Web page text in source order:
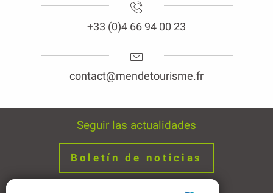
+33 (0)4 66 94 00 23
contact@mendetourisme.fr
Seguir las actualidades
Boletín de noticias